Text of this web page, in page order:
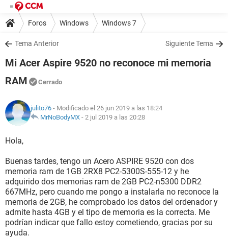
Foros Windows Windows 7
Tema Anterior Siguiente Tema
Mi Acer Aspire 9520 no reconoce mi memoria
RAM
Cerrado
julito76 - Modificado el 26 jun 2019 a las 18:24
MrNoBodyMX - 2 jul 2019 a las 20:28
Hola,
Buenas tardes, tengo un Acero ASPIRE 9520 con dos
memoria ram de 1GB 2RX8 PC2-5300S-555-12 y he
adquirido dos memorias ram de 2GB PC2-n5300 DDR2
667MHz, pero cuando me pongo a instalarla no reconoce la
memoria de 2GB, he comprobado los datos del ordenador y
admite hasta 4GB y el tipo de memoria es la correcta. Me
podrían indicar que fallo estoy cometiendo, gracias por su
ayuda.